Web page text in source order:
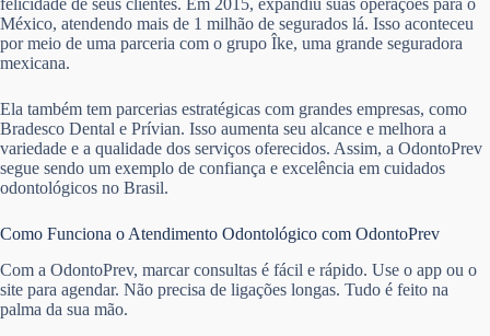
felicidade de seus clientes. Em 2015, expandiu suas operações para o
México, atendendo mais de 1 milhão de segurados lá. Isso aconteceu
por meio de uma parceria com o grupo Îke, uma grande seguradora
mexicana.
Ela também tem parcerias estratégicas com grandes empresas, como
Bradesco Dental e Prívian. Isso aumenta seu alcance e melhora a
variedade e a qualidade dos serviços oferecidos. Assim, a OdontoPrev
segue sendo um exemplo de confiança e excelência em cuidados
odontológicos no Brasil.
Como Funciona o Atendimento Odontológico com OdontoPrev
Com a OdontoPrev, marcar consultas é fácil e rápido. Use o app ou o
site para agendar. Não precisa de ligações longas. Tudo é feito na
palma da sua mão.